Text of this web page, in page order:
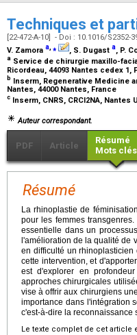
Techniques et
[22-472-A-10] - Doi : 10.1016/S2352-
V. Zamora a,⁎ , S. Dugast a, P.
a Service de chirurgie maxillo-
Ricordeau, 44093 Nantes cedex 1,
b Inserm, Regenerative Medicine
Nantes, 44000 Nantes, France
c Inserm, CNRS, CRCI2NA,
Auteur correspondant.
PDF Article
Résumé
Mots clés
Résumé
La rhinoplastie de
pour les femmes
essentielle dans un
l'amélioration de la qualité de
en difficulté un
cette intervention, et
est d'explorer en
approches chirurgicales
vise à offrir aux chirurgiens
importance dans l'intégration
c'est-à-dire la reconnaissance
Le texte complet de cet article